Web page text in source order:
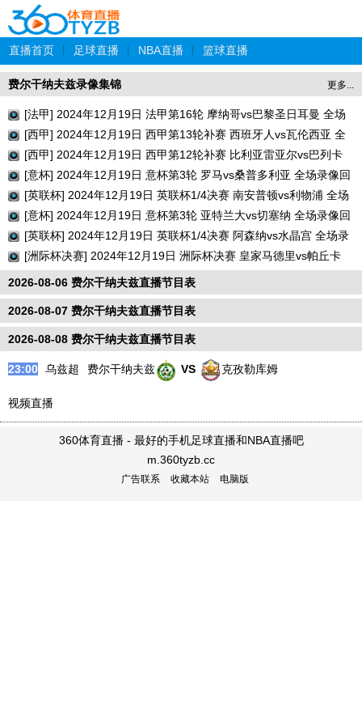
直播首页 足球直播 NBA直播 篮球直播
更多...
费尔干纳夫兹录像集锦
[法甲] 2024年12月19日 法甲第16轮 摩纳哥vs巴黎圣日耳曼 全场
录像回放
[西甲] 2024年12月19日 西甲第13轮补赛 西班牙人vs瓦伦西亚 全
场录像回放
[西甲] 2024年12月19日 西甲第12轮补赛 比利亚雷亚尔vs巴列卡
诺 全场录像回放
[意杯] 2024年12月19日 意杯第3轮 罗马vs桑普多利亚 全场录像回
放
[英联杯] 2024年12月19日 英联杯1/4决赛 南安普顿vs利物浦 全场
录像回放
[意杯] 2024年12月19日 意杯第3轮 亚特兰大vs切塞纳 全场录像回
放
[英联杯] 2024年12月19日 英联杯1/4决赛 阿森纳vs水晶宫 全场录
像回放
[洲际杯决赛] 2024年12月19日 洲际杯决赛 皇家马德里vs帕丘卡
全场录像回放
2026-08-06 费尔干纳夫兹直播节目表
2026-08-07 费尔干纳夫兹直播节目表
2026-08-08 费尔干纳夫兹直播节目表
23:00 乌兹超 费尔干纳夫兹 VS 克孜勒库姆
视频直播
360体育直播 - 最好的手机足球直播和NBA直播吧
m.360tyzb.cc
广告联系 收藏本站 电脑版